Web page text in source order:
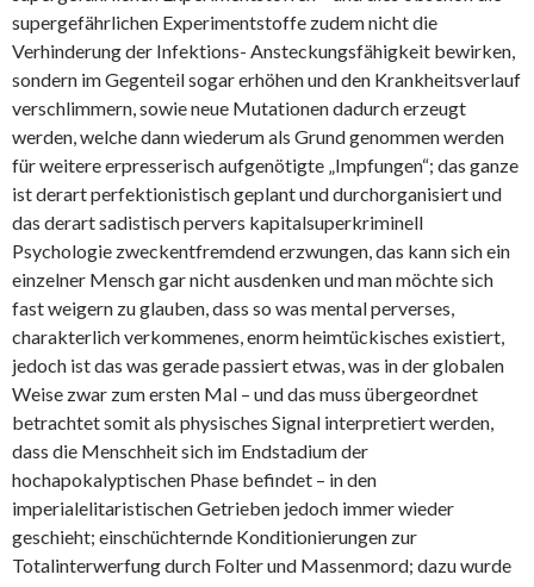
supergefährlichen Experimentstoffe zudem nicht die
Verhinderung der Infektions- Ansteckungsfähigkeit bewirken,
sondern im Gegenteil sogar erhöhen und den Krankheitsverlauf
verschlimmern, sowie neue Mutationen dadurch erzeugt
werden, welche dann wiederum als Grund genommen werden
für weitere erpresserisch aufgenötigte „Impfungen“; das ganze
ist derart perfektionistisch geplant und durchorganisiert und
das derart sadistisch pervers kapitalsuperkriminell
Psychologie zweckentfremdend erzwungen, das kann sich ein
einzelner Mensch gar nicht ausdenken und man möchte sich
fast weigern zu glauben, dass so was mental perverses,
charakterlich verkommenes, enorm heimtückisches existiert,
jedoch ist das was gerade passiert etwas, was in der globalen
Weise zwar zum ersten Mal – und das muss übergeordnet
betrachtet somit als physisches Signal interpretiert werden,
dass die Menschheit sich im Endstadium der
hochapokalyptischen Phase befindet – in den
imperialelitaristischen Getrieben jedoch immer wieder
geschieht; einschüchternde Konditionierungen zur
Totalinterwerfung durch Folter und Massenmord; dazu wurde